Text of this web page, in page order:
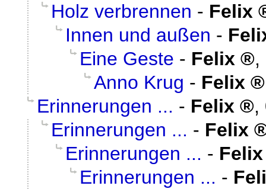
Holz verbrennen - Felix
Innen und außen -
Eine Geste - Felix ,
Anno Krug - Felix
Erinnerungen ... - Felix ,
Erinnerungen ... - Felix
Erinnerungen ... - Felix
Erinnerungen ... -